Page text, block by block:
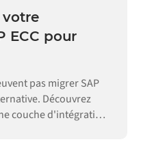
ECC pour
pas migrer SAP
Découvrez
couche d'intégration